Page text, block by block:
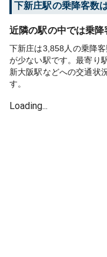
下新庄駅の乗降客数
近隣の駅の中では乗
下新庄は3,858人の乗降
が少ない駅です。最寄り
新大阪駅などへの交通状
す。
Loading...